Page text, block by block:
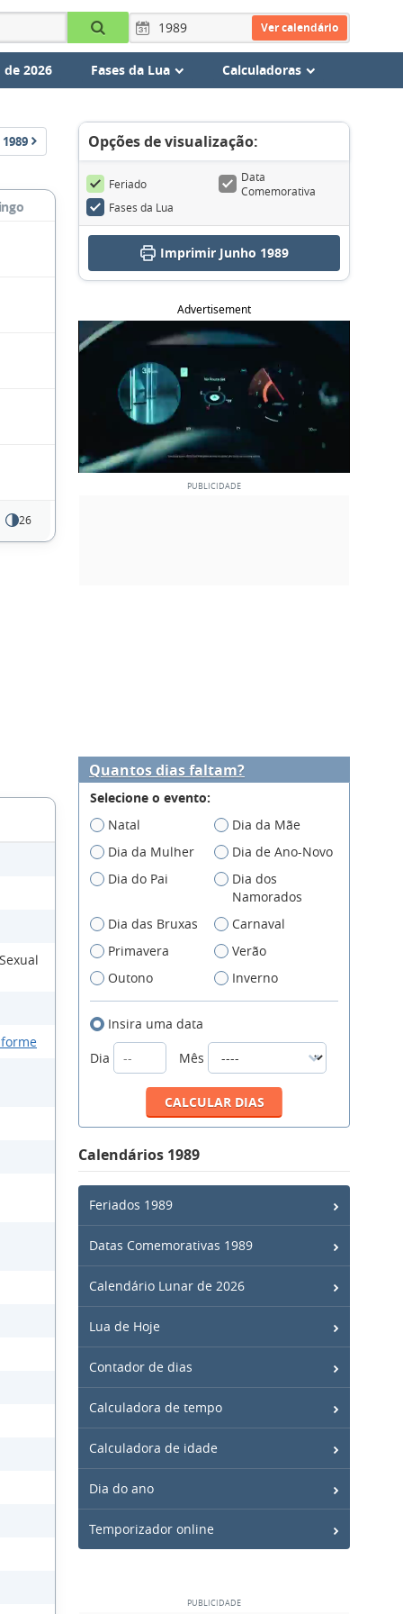
Ver calendário
2026 Fases da Lua Calculadoras
1989
26
Opções de visualização:
Feriado
Data
Comemorativa
Fases da Lua
Imprimir Junho 1989
Advertisement
Quantos dias faltam?
Selecione o evento:
Natal
Dia da Mãe
Dia da Mulher
Dia de Ano-Novo
Dia do Pai
Dia dos
Namorados
Dia das Bruxas
Carnaval
Primavera
Verão
Outono
Inverno
Insira uma data
Dia
Mês
Calendários 1989
Feriados 1989
Datas Comemorativas 1989
Calendário Lunar de 2026
Lua de Hoje
Contador de dias
Calculadora de tempo
Calculadora de idade
Dia do ano
Temporizador online